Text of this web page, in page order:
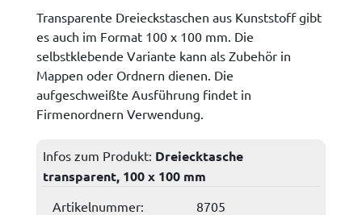
Transparente Dreieckstaschen aus Kunststoff gibt
es auch im Format 100 x 100 mm. Die
selbstklebende Variante kann als Zubehör in
Mappen oder Ordnern dienen. Die
aufgeschweißte Ausführung findet in
Firmenordnern Verwendung.
Infos zum Produkt: Dreiecktasche
transparent, 100 x 100 mm
Artikelnummer: 8705